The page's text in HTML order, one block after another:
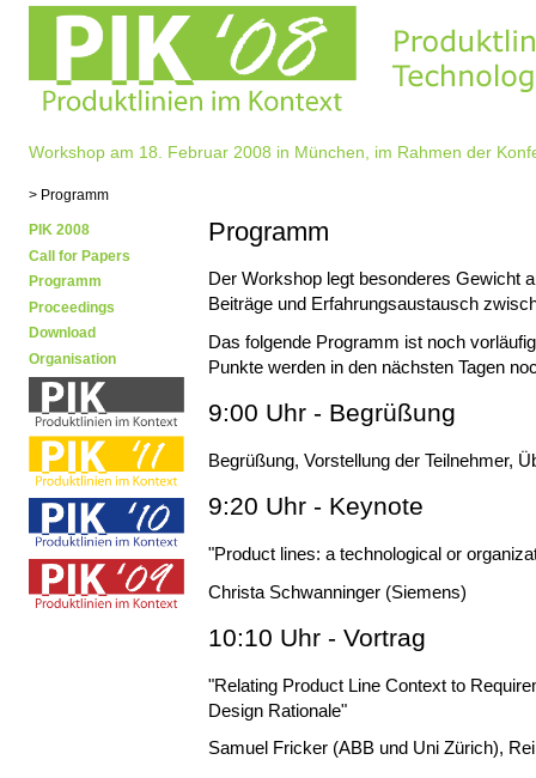
Workshop am 18. Februar 2008 in München, im Rahmen der
> Programm
PIK 2008
Call for Papers
Programm
Proceedings
Download
Organisation
Programm
Der Workshop legt besonderes Gewicht
Beiträge und Erfahrungsaustausch
Das folgende Programm ist noch
Punkte werden in den nächsten Tagen
9:00 Uhr - Begrüßung
Begrüßung, Vorstellung der Teilnehmer,
9:20 Uhr - Keynote
"Product lines: a technological or
Christa Schwanninger (Siemens)
10:10 Uhr - Vortrag
"Relating Product Line Context to
Design Rationale"
Samuel Fricker (ABB und Uni Zürich),